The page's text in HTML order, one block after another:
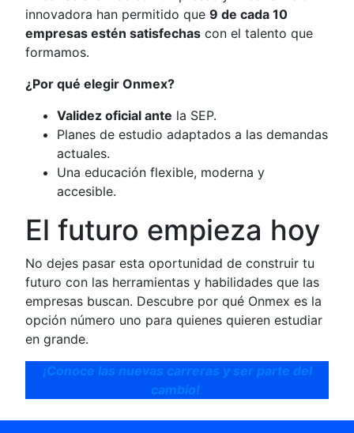
innovadora han permitido que9 de cada 10
empresas estén satisfechas con el talento que
formamos.
¿Por qué elegir Onmex?
Validez oficial ante la SEP.
Planes de estudio adaptados a las demandas
actuales.
Una educación flexible, moderna y
accesible.
El futuro empieza hoy
No dejes pasar esta oportunidad de construir tu
futuro con las herramientas y habilidades que las
empresas buscan. Descubre por qué Onmex es la
opción número uno para quienes quieren estudiar
en grande.
¡Conoce las nuevas carreras y ser parte del
cambio!